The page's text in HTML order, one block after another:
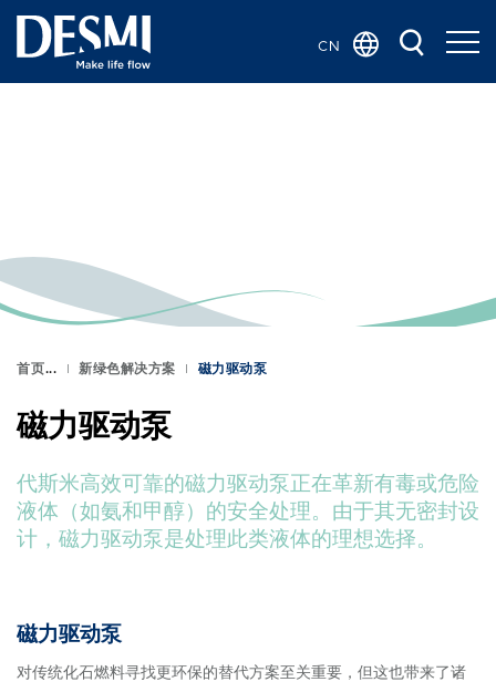
CN
Korean
首页 新绿色解决方案 磁力驱动泵
磁力驱动泵
代斯米高效可靠的磁力驱动泵正在革新有毒或危险
液体（如氨和甲醇）的安全处理。由于其无密封设
计，磁力驱动泵是处理此类液体的理想选择。
磁力驱动泵
对传统化石燃料寻找更环保的替代方案至关重要，但这也带来了诸